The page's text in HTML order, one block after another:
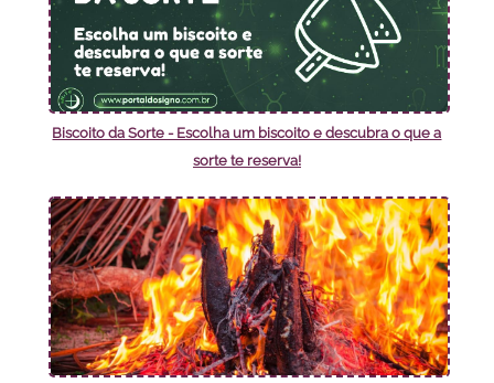
Biscoito da Sorte - Escolha um biscoito e descubra o que a
sorte te reserva!